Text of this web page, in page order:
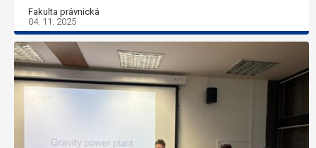
Fakulta právnická
04. 11. 2025